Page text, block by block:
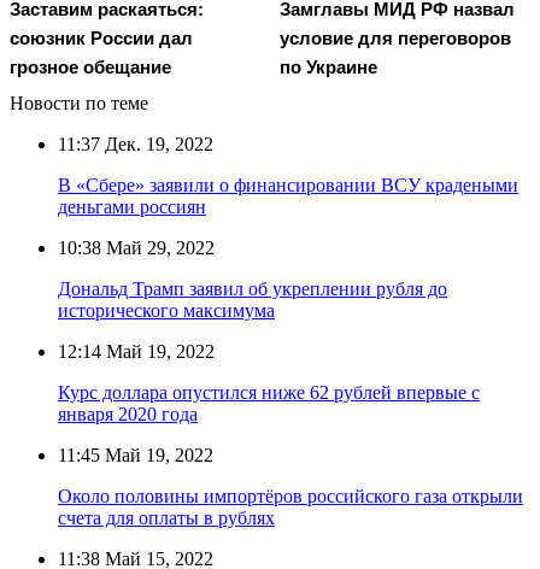
Заставим раскаяться:
союзник России дал
грозное обещание
Замглавы МИД РФ назвал
условие для переговоров
по Украине
Новости по теме
11:37 Дек. 19, 2022
В «Сбере» заявили о финансировании ВСУ крадеными
деньгами россиян
10:38 Май 29, 2022
Дональд Трамп заявил об укреплении рубля до
исторического максимума
12:14 Май 19, 2022
Курс доллара опустился ниже 62 рублей впервые с
января 2020 года
11:45 Май 19, 2022
Около половины импортёров российского газа открыли
счета для оплаты в рублях
11:38 Май 15, 2022